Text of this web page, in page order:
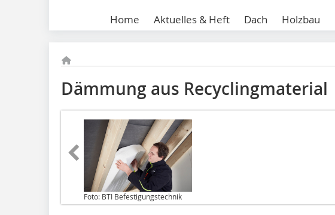
Home Aktuelles & Heft Dach Holzbau
Dämmung aus Recyclingmaterial
Foto: BTI Befestigungstechnik